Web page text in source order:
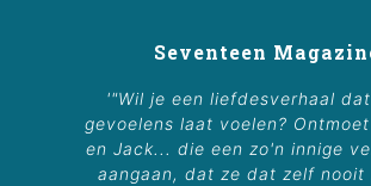
Seventeen
'"Wil je een liefdesverhaal
gevoelens laat voelen?
en Jack... die een zo'n innige
aangaan, dat ze dat zelf nooit